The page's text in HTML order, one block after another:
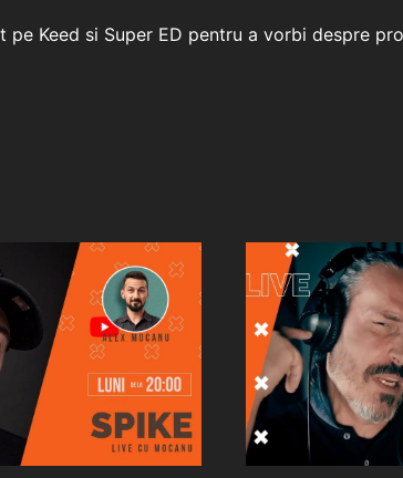
pe Keed si Super ED pentru a vorbi despre